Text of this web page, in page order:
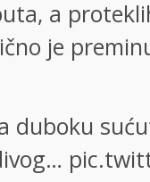
a
je
duboku